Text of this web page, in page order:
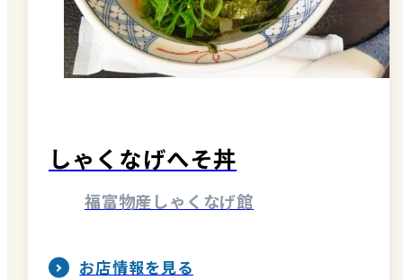
しゃくなげへそ丼
福富物産しゃくなげ館
お店情報を見る